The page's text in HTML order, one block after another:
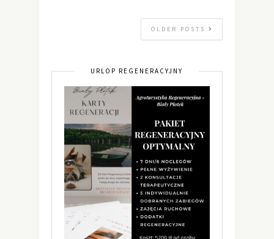
OLDER POSTS
URLOP REGENERACYJNY